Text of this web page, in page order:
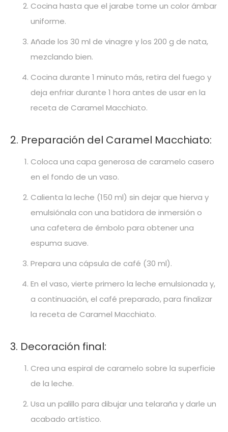
Cocina hasta que el jarabe tome un color ámbar
uniforme.
Añade los 30 ml de vinagre y los 200 g de nata,
mezclando bien.
Cocina durante 1 minuto más, retira del fuego y
deja enfriar durante 1 hora antes de usar en la
receta de Caramel Macchiato.
2. Preparación del Caramel Macchiato:
Coloca una capa generosa de caramelo casero
en el fondo de un vaso.
Calienta la leche (150 ml) sin dejar que hierva y
emulsiónala con una batidora de inmersión o
una cafetera de émbolo para obtener una
espuma suave.
Prepara una cápsula de café (30 ml).
En el vaso, vierte primero la leche emulsionada y,
a continuación, el café preparado, para finalizar
la receta de Caramel Macchiato.
3. Decoración final:
Crea una espiral de caramelo sobre la superficie
de la leche.
Usa un palillo para dibujar una telaraña y darle un
acabado artístico.